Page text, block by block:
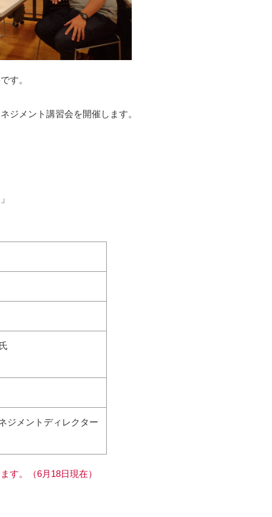
す。
ジメント講習会を開催します。
ジメントディレクター
す。（6月18日現在）